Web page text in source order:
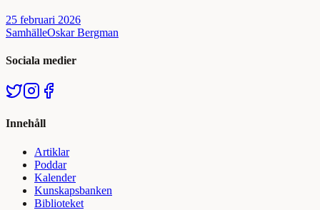
25 februari 2026
SamhälleOskar Bergman
Sociala medier
Innehåll
Artiklar
Poddar
Kalender
Kunskapsbanken
Biblioteket